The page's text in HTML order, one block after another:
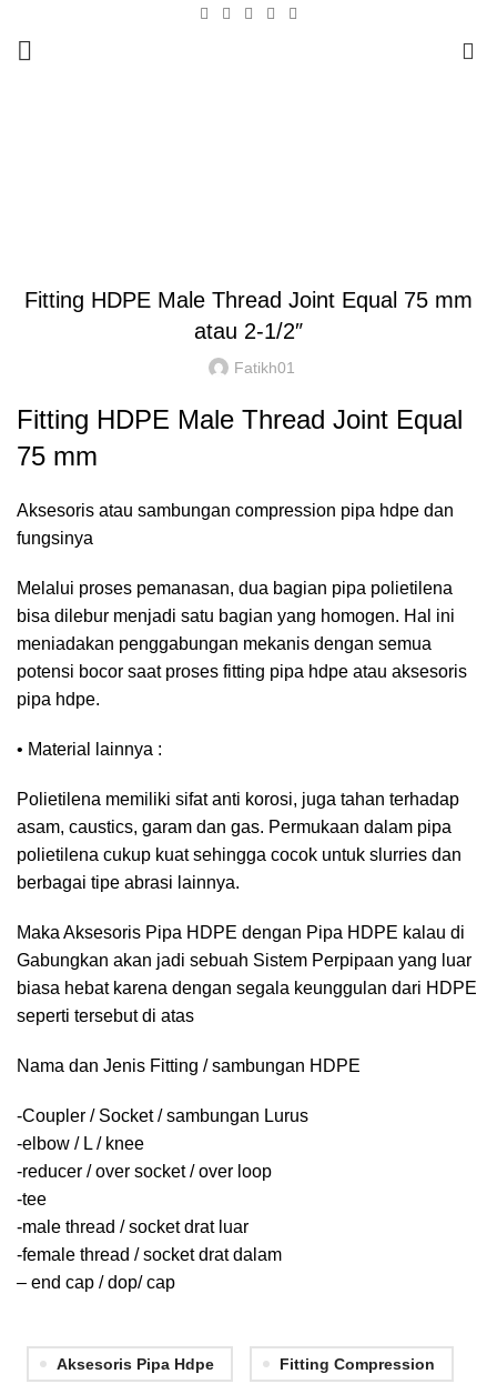
Fitting HDPE Male Thread Joint Equal 75 mm
atau 2-1/2″
Fatikh01
Fitting HDPE Male Thread Joint Equal
75 mm
Aksesoris atau sambungan compression pipa hdpe dan
fungsinya
Melalui proses pemanasan, dua bagian pipa polietilena
bisa dilebur menjadi satu bagian yang homogen. Hal ini
meniadakan penggabungan mekanis dengan semua
potensi bocor saat proses fitting pipa hdpe atau aksesoris
pipa hdpe.
• Material lainnya :
Polietilena memiliki sifat anti korosi, juga tahan terhadap
asam, caustics, garam dan gas. Permukaan dalam pipa
polietilena cukup kuat sehingga cocok untuk slurries dan
berbagai tipe abrasi lainnya.
Maka Aksesoris Pipa HDPE dengan Pipa HDPE kalau di
Gabungkan akan jadi sebuah Sistem Perpipaan yang luar
biasa hebat karena dengan segala keunggulan dari HDPE
seperti tersebut di atas
Nama dan Jenis Fitting / sambungan HDPE
-Coupler / Socket / sambungan Lurus
-elbow / L / knee
-reducer / over socket / over loop
-tee
-male thread / socket drat luar
-female thread / socket drat dalam
– end cap / dop/ cap
Aksesoris Pipa Hdpe Fitting Compression